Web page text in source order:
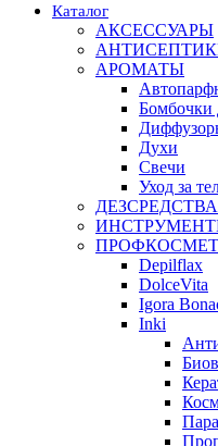
Каталог
АКСЕССУАРЫ
АРОМАТЫ
Бомбочки
Духи
Свечи
Уход за
ДЕЗСРЕДСТВА
Depilflax
DolceVita
Igora
Inki